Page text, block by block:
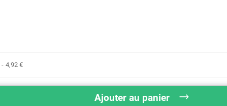
- 4,92 €
Ajouter au panier